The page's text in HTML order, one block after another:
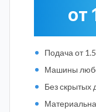
от
Подача от
Машины
Без скрытых